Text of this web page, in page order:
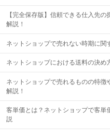
【完全保存版】信頼できる仕入先
解説！
ネットショップで売れない時期に関
ネットショップにおける送料の決め
ネットショップで売れるものの特徴
解説！
客単価とは？ネットショップで客単
説